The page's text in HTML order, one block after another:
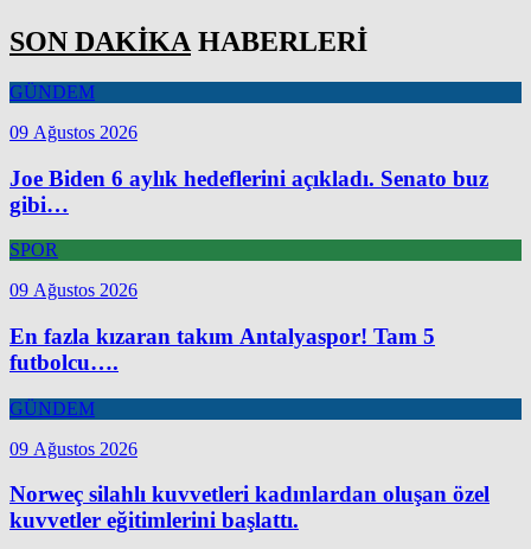
SON DAKİKA HABERLERİ
GÜNDEM
09 Ağustos 2026
Joe Biden 6 aylık hedeflerini açıkladı. Senato buz
gibi…
SPOR
09 Ağustos 2026
En fazla kızaran takım Antalyaspor! Tam 5
futbolcu….
GÜNDEM
09 Ağustos 2026
Norweç silahlı kuvvetleri kadınlardan oluşan özel
kuvvetler eğitimlerini başlattı.